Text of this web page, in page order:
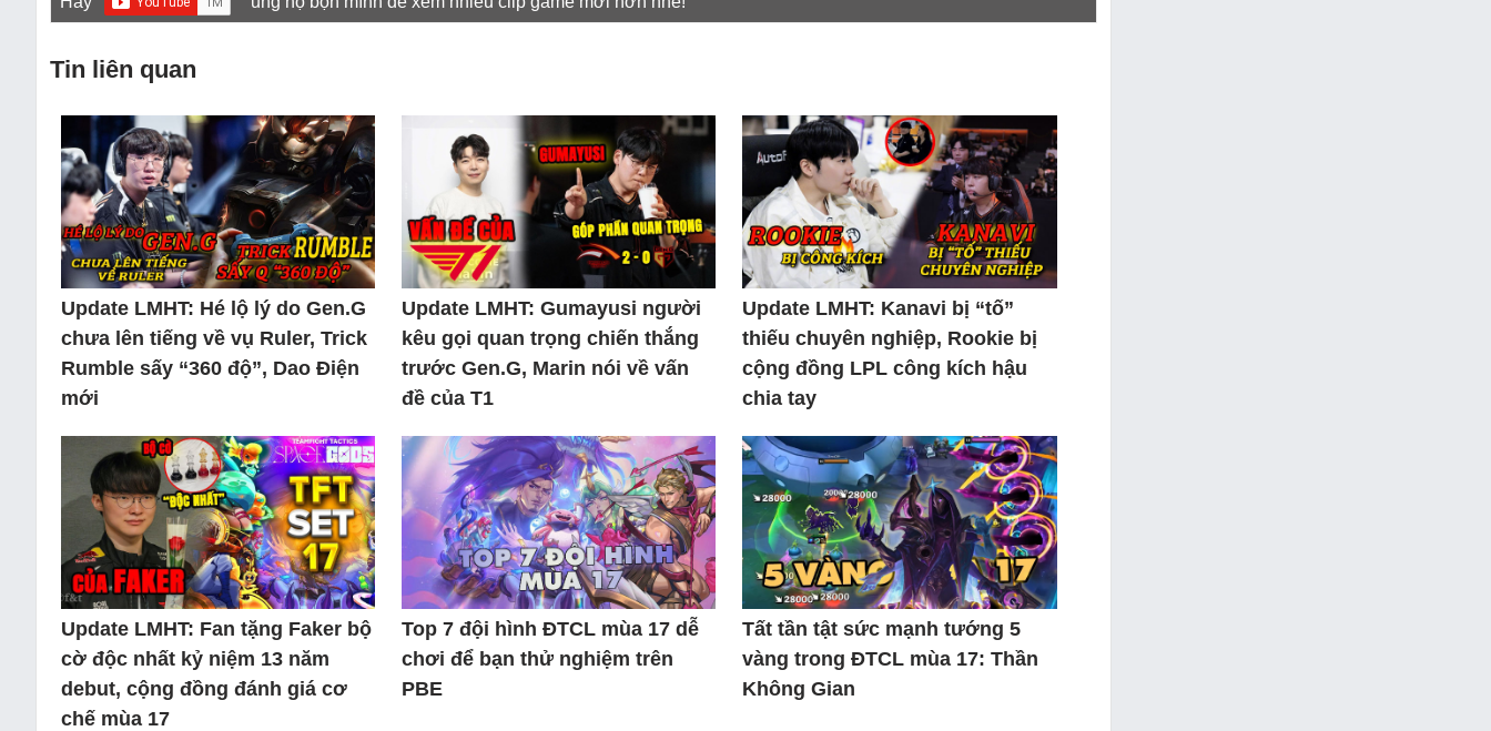
Tin liên quan
Update LMHT: Hé lộ lý do Gen.G
chưa lên tiếng về vụ Ruler, Trick
Rumble sấy “360 độ”, Dao Điện
mới
Update LMHT: Gumayusi người
kêu gọi quan trọng chiến thắng
trước Gen.G, Marin nói về vấn
đề của T1
Update LMHT: Kanavi bị “tố”
thiếu chuyên nghiệp, Rookie bị
cộng đồng LPL công kích hậu
chia tay
Update LMHT: Fan tặng Faker bộ
cờ độc nhất kỷ niệm 13 năm
debut, cộng đồng đánh giá cơ
chế mùa 17
Top 7 đội hình ĐTCL mùa 17 dễ
chơi để bạn thử nghiệm trên
PBE
Tất tần tật sức mạnh tướng 5
vàng trong ĐTCL mùa 17: Thần
Không Gian